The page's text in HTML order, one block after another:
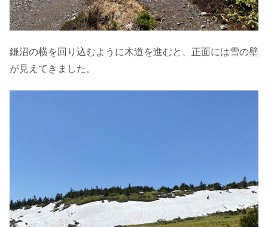
鎌沼の横を回り込むように木道を進むと、正面には雪の壁
が見えてきました。